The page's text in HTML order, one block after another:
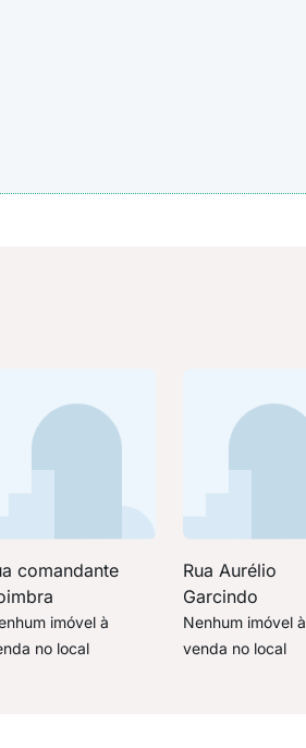
comandante
imóvel à
no local
Rua Aurélio
Garcindo
Nenhum imóvel à
venda no local